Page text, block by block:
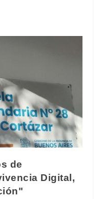
de
Digital,